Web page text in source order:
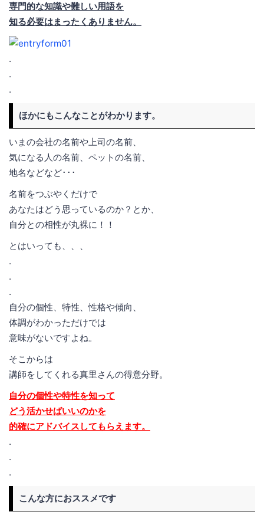
専門的な知識や難しい用語を
知る必要はまったくありません。
.
.
.
ほかにもこんなことがわかります。
いまの会社の名前や上司の名前、
気になる人の名前、ペットの名前、
地名などなど･･･
名前をつぶやくだけで
あなたはどう思っているのか？とか、
自分との相性が丸裸に！！
とはいっても、、、
.
.
.
自分の個性、特性、性格や傾向、
体調がわかっただけでは
意味がないですよね。
そこからは
講師をしてくれる真里さんの得意分野。
自分の個性や特性を知って
どう活かせばいいのかを
的確にアドバイスしてもらえます。
.
.
.
こんな方におススメです